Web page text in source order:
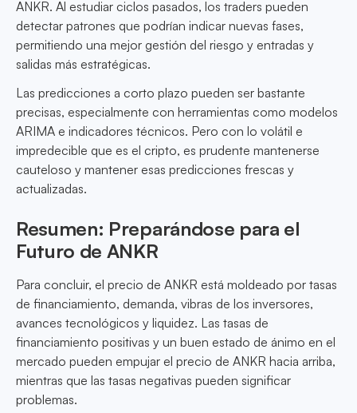
ANKR. Al estudiar ciclos pasados, los traders pueden
detectar patrones que podrían indicar nuevas fases,
permitiendo una mejor gestión del riesgo y entradas y
salidas más estratégicas.
Las predicciones a corto plazo pueden ser bastante
precisas, especialmente con herramientas como modelos
ARIMA e indicadores técnicos. Pero con lo volátil e
impredecible que es el cripto, es prudente mantenerse
cauteloso y mantener esas predicciones frescas y
actualizadas.
Resumen: Preparándose para el
Futuro de ANKR
Para concluir, el precio de ANKR está moldeado por tasas
de financiamiento, demanda, vibras de los inversores,
avances tecnológicos y liquidez. Las tasas de
financiamiento positivas y un buen estado de ánimo en el
mercado pueden empujar el precio de ANKR hacia arriba,
mientras que las tasas negativas pueden significar
problemas.